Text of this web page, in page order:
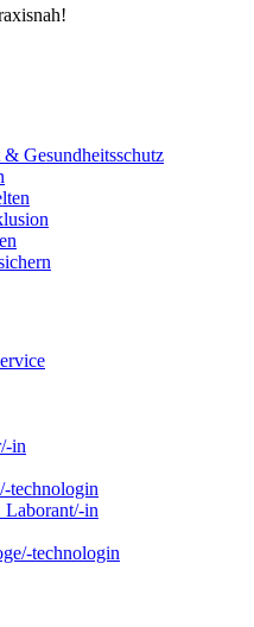
Gesundheitsschutz
in
technologin
in
technologin